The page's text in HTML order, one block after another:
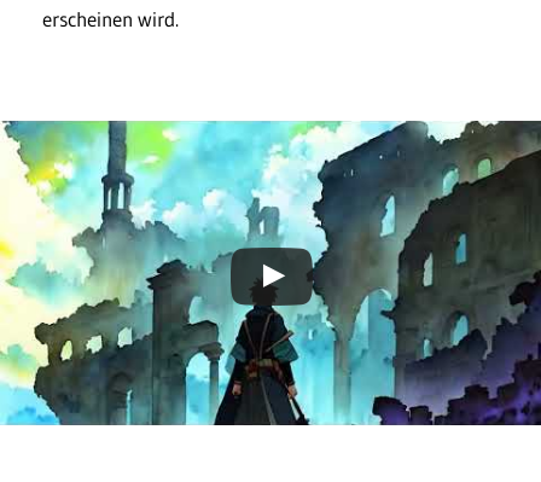
erscheinen wird.